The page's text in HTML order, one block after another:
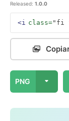
Released: 1.0.0
<i class="fi
PNG